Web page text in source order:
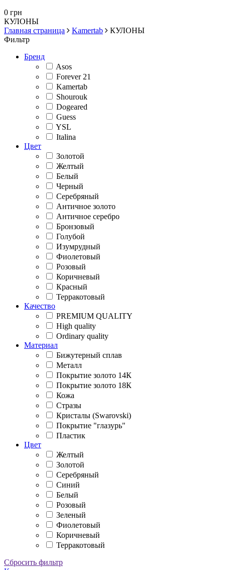
0 грн
КУЛОНЫ
Главная страница
Kamertab
КУЛОНЫ
Фильтр
Бренд
Asos
Forever 21
Kamertab
Shourouk
Dogeared
Guess
YSL
Italina
Цвет
Золотой
Желтый
Белый
Черный
Серебряный
Античное золото
Античное серебро
Бронзовый
Голубой
Изумрудный
Фиолетовый
Розовый
Коричневый
Красный
Терракотовый
Качество
PREMIUM QUALITY
High quality
Ordinary quality
Материал
Бижутерный сплав
Металл
Покрытие золото 14К
Покрытие золото 18К
Кожа
Стразы
Кристалы (Swarovski)
Покрытие "глазурь"
Пластик
Цвет
Желтый
Золотой
Серебряный
Синий
Белый
Розовый
Зеленый
Фиолетовый
Коричневый
Терракотовый
Сбросить фильтр